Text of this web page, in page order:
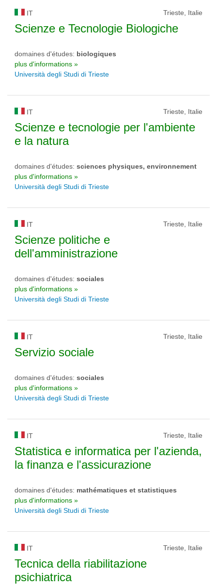
IT Trieste, Italie
Scienze e Tecnologie Biologiche
domaines d'études: biologiques
plus d'informations »
Università degli Studi di Trieste
IT Trieste, Italie
Scienze e tecnologie per l'ambiente
e la natura
domaines d'études: sciences physiques, environnement
plus d'informations »
Università degli Studi di Trieste
IT Trieste, Italie
Scienze politiche e
dell'amministrazione
domaines d'études: sociales
plus d'informations »
Università degli Studi di Trieste
IT Trieste, Italie
Servizio sociale
domaines d'études: sociales
plus d'informations »
Università degli Studi di Trieste
IT Trieste, Italie
Statistica e informatica per l'azienda,
la finanza e l'assicurazione
domaines d'études: mathématiques et statistiques
plus d'informations »
Università degli Studi di Trieste
IT Trieste, Italie
Tecnica della riabilitazione
psichiatrica